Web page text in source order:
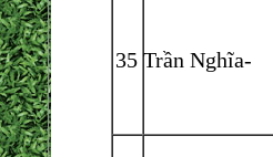
35 Trần Nghĩa-